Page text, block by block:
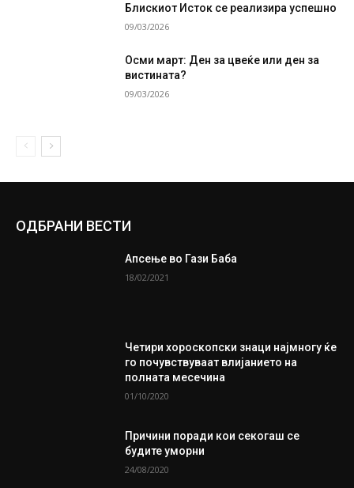
Блискиот Исток се реализира успешно
09/03/2026
Осми март: Ден за цвеќе или ден за
вистината?
09/03/2026
ОДБРАНИ ВЕСТИ
Апсење во Гази Баба
18/02/2021
Четири хороскопски знаци најмногу ќе
го почувствуваат влијанието на
полната месечина
01/10/2020
Причини поради кои секогаш се
будите уморни
24/08/2020